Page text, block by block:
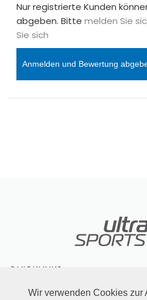
Wir verwenden Cookies zur
Nur registrierte Kunden
abgeben. Bittemelden Sie
Sie sich
Anmelden und Bewertung
QUICKLINKS:
RECHTLICHES: